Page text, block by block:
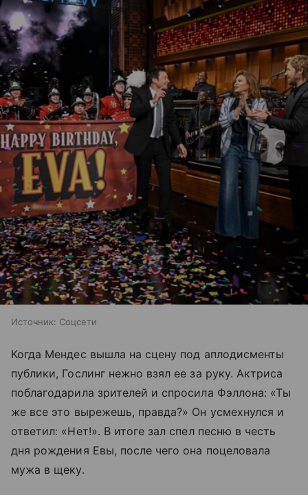
Источник: Соцсети
Когда Мендес вышла на сцену под аплодисменты
публики, Гослинг нежно взял ее за руку. Актриса
поблагодарила зрителей и спросила Фэллона: «Ты
же все это вырежешь, правда?» Он усмехнулся и
ответил: «Нет!». В итоге зал спел песню в честь
дня рождения Евы, после чего она поцеловала
мужа в щеку.